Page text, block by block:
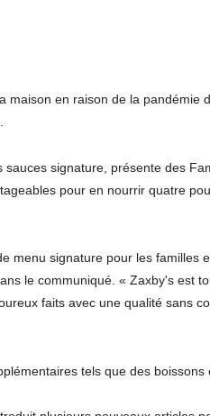
maison en raison de la pandémie
signature, présente des
pour en nourrir quatre
menu signature pour les familles
le communiqué. « Zaxby's est
faits avec une qualité sans
tels que des boissons